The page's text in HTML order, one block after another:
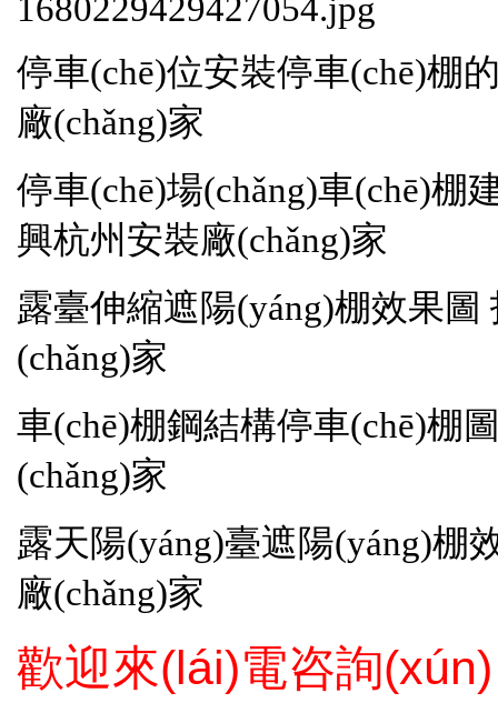
停車(chē)位安裝停車(chē)棚
廠(chǎng)家
停車(chē)場(chǎng)車(chē)棚
興杭州安裝廠(chǎng)家
露臺伸縮遮陽(yáng)棚效果
(chǎng)家
車(chē)棚鋼結構停車(chē)棚
(chǎng)家
露天陽(yáng)臺遮陽(yáng)棚
廠(chǎng)家
歡迎來(lái)電咨詢